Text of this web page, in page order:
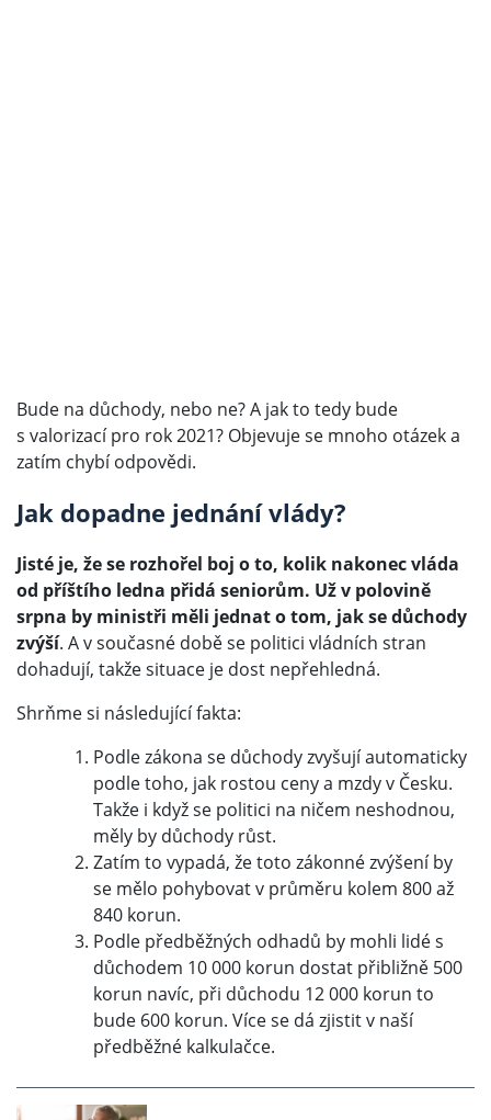
Bude na důchody, nebo ne? A jak to tedy bude
s valorizací pro rok 2021? Objevuje se mnoho otázek a
zatím chybí odpovědi.
Jak dopadne jednání vlády?
Jisté je, že se rozhořel boj o to, kolik nakonec vláda
od příštího ledna přidá seniorům. Už v polovině
srpna by ministři měli jednat o tom, jak se důchody
zvýší. A v současné době se politici vládních stran
dohadují, takže situace je dost nepřehledná.
Shrňme si následující fakta:
Podle zákona se důchody zvyšují automaticky
podle toho, jak rostou ceny a mzdy v Česku.
Takže i když se politici na ničem neshodnou,
měly by důchody růst.
Zatím to vypadá, že toto zákonné zvýšení by
se mělo pohybovat v průměru kolem 800 až
840 korun.
Podle předběžných odhadů by mohli lidé s
důchodem 10 000 korun dostat přibližně 500
korun navíc, při důchodu 12 000 korun to
bude 600 korun. Více se dá zjistit v naší
předběžné kalkulačce.